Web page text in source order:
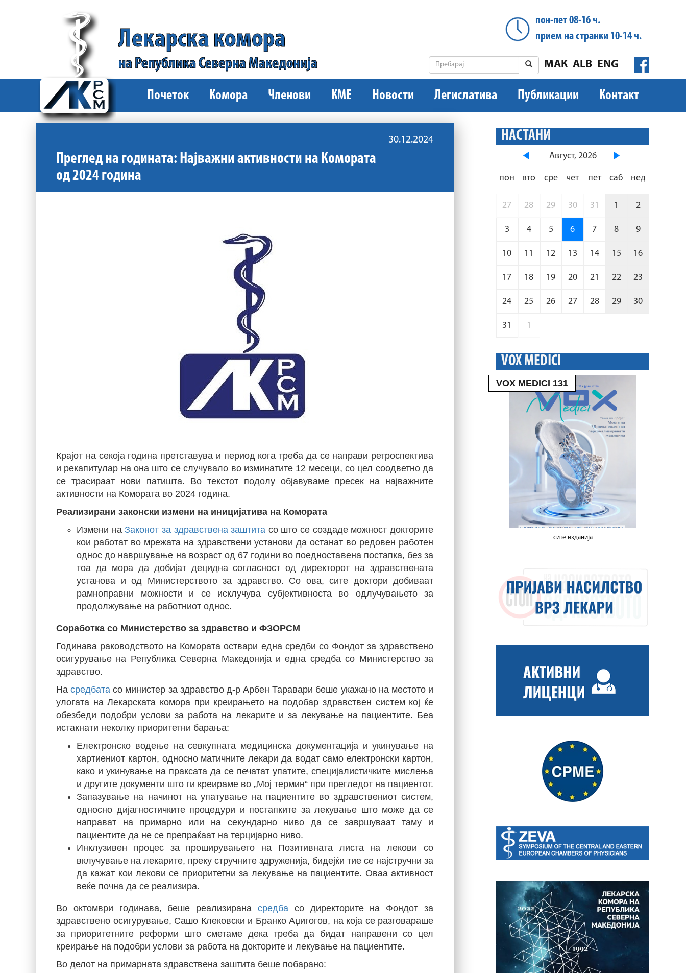
Лекарска комора
на Република Северна Македонија
пон-пет 08-16 ч.
прием на странки 10-14 ч.
ENG
ALB
МАК
Почеток Комора Членови КМЕ Новости Легислатива Публикации Контакт
30.12.2024
Преглед на годината: Најважни активности на Комората
од 2024 година
Крајот на секоја година претставува и период кога треба да се направи ретроспектива
и рекапитулар на она што се случувало во изминатите 12 месеци, со цел соодветно да
се трасираат нови патишта. Во текстот подолу објавуваме пресек на најважните
активности на Комората во 2024 година.
Реализирани законски измени на иницијатива на Комората
Измени наЗаконот за здравствена заштита со што се создаде можност докторите
кои работат во мрежата на здравствени установи да останат во редовен работен
однос до навршување на возраст од 67 години во поедноставена постапка, без за
тоа да мора да добијат децидна согласност од директорот на здравствената
установа и од Министерството за здравство. Со ова, сите доктори добиваат
рамноправни можности и се исклучува субјективноста во одлучувањето за
продолжување на работниот однос.
Соработка со Министерство за здравство и ФЗОРСМ
Годинава раководството на Комората оствари една средби со Фондот за здравствено
осигурување на Република Северна Македонија и една средба со Министерство за
здравство.
Насредбатасо министер за здравство д-р Арбен Таравари беше укажано на местото и
улогата на Лекарската комора при креирањето на подобар здравствен систем кој ќе
обезбеди подобри услови за работа на лекарите и за лекување на пациентите. Беа
истакнати неколку приоритетни барања:
Eлектронско водење на севкупната медицинска документација и укинување на
хартиениот картон, односно матичните лекари да водат само електронски картон,
како и укинување на праксата да се печатат упатите, специјалистичките мислења
и другите документи што ги креираме во „Мој термин“ при прегледот на пациентот.
Запазување на начинот на упатување на пациентите во здравствениот систем,
односно дијагностичките процедури и постапките за лекување што може да се
направат на примарно или на секундарно ниво да се завршуваат таму и
пациентите да не се препраќаат на терцијарно ниво.
Инклузивен процес за проширувањето на Позитивната листа на лекови со
вклучување на лекарите, преку стручните здруженија, бидејќи тие се најстручни за
да кажат кои лекови се приоритетни за лекување на пациентите. Оваа активност
веќе почна да се реализира.
Во октомври годинава, беше реализирана средба со директорите на Фондот за
здравствено осигурување, Сашо Клековски и Бранко Аџигогов, на која се разговараше
за приоритетните реформи што сметаме дека треба да бидат направени со цел
креирање на подобри услови за работа на докторите и лекување на пациентите.
Во делот на примарната здравствена заштита беше побарано:
НАСТАНИ
Август, 2026
пон вто сре чет пет саб нед
27 28 29 30 31 1 2
3 4 5 6 7 8 9
10 11 12 13 14 15 16
17 18 19 20 21 22 23
24 25 26 27 28 29 30
31 1
VOX MEDICI
VOX MEDICI 131
сите изданија